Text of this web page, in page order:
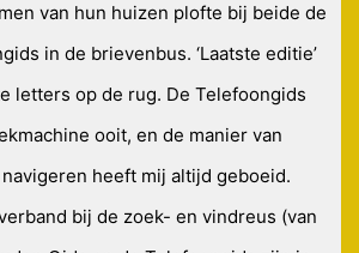
van hun huizen plofte bij beide de
in de brievenbus. ‘Laatste editie’
letters op de rug. De Telefoongids
ooit, en de manier van
heeft mij altijd geboeid.
bij de zoek- en vindreus (van